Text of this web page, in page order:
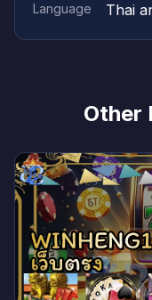
Language Thai
Other